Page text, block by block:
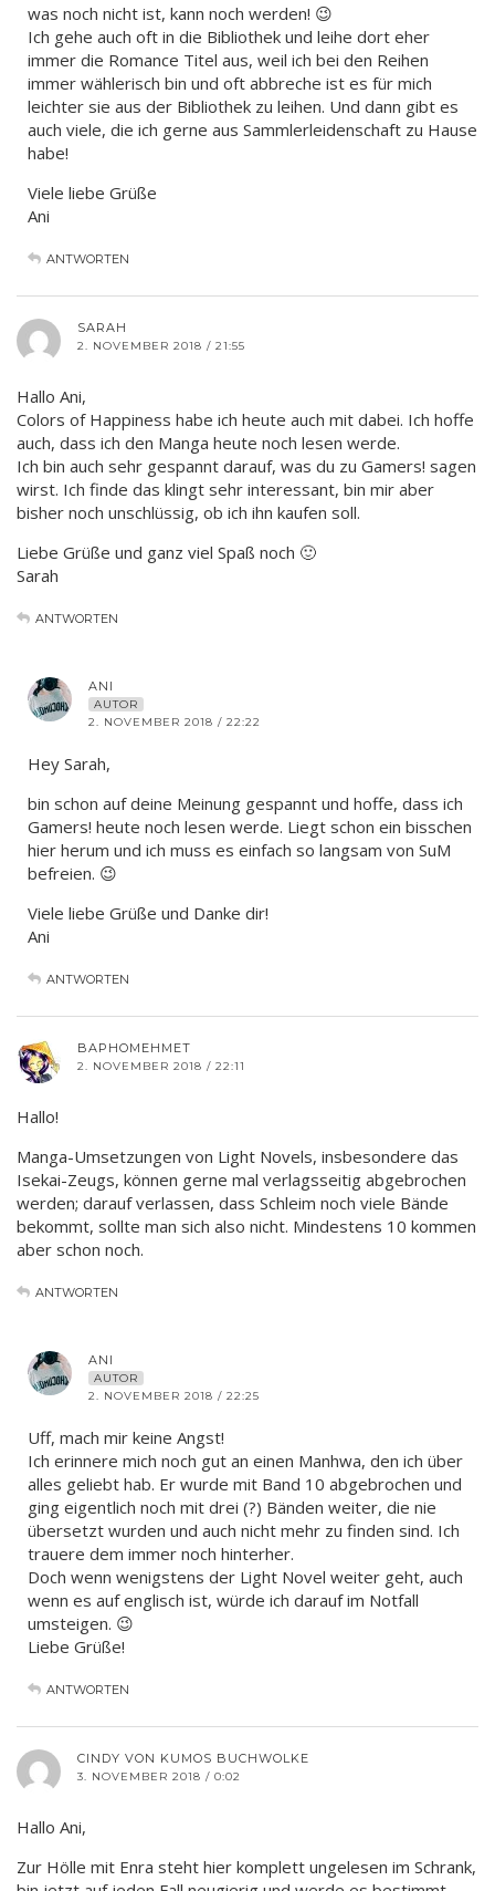
was noch nicht ist, kann noch werden! 😉
Ich gehe auch oft in die Bibliothek und leihe dort eher
immer die Romance Titel aus, weil ich bei den Reihen
immer wählerisch bin und oft abbreche ist es für mich
leichter sie aus der Bibliothek zu leihen. Und dann gibt es
auch viele, die ich gerne aus Sammlerleidenschaft zu Hause
habe!
Viele liebe Grüße
Ani
ANTWORTEN
SARAH
2. NOVEMBER 2018 / 21:55
Hallo Ani,
Colors of Happiness habe ich heute auch mit dabei. Ich hoffe
auch, dass ich den Manga heute noch lesen werde.
Ich bin auch sehr gespannt darauf, was du zu Gamers! sagen
wirst. Ich finde das klingt sehr interessant, bin mir aber
bisher noch unschlüssig, ob ich ihn kaufen soll.
Liebe Grüße und ganz viel Spaß noch 🙂
Sarah
ANTWORTEN
ANI
AUTOR
2. NOVEMBER 2018 / 22:22
Hey Sarah,
bin schon auf deine Meinung gespannt und hoffe, dass ich
Gamers! heute noch lesen werde. Liegt schon ein bisschen
hier herum und ich muss es einfach so langsam von SuM
befreien. 😉
Viele liebe Grüße und Danke dir!
Ani
ANTWORTEN
BAPHOMEHMET
2. NOVEMBER 2018 / 22:11
Hallo!
Manga-Umsetzungen von Light Novels, insbesondere das
Isekai-Zeugs, können gerne mal verlagsseitig abgebrochen
werden; darauf verlassen, dass Schleim noch viele Bände
bekommt, sollte man sich also nicht. Mindestens 10 kommen
aber schon noch.
ANTWORTEN
ANI
AUTOR
2. NOVEMBER 2018 / 22:25
Uff, mach mir keine Angst!
Ich erinnere mich noch gut an einen Manhwa, den ich über
alles geliebt hab. Er wurde mit Band 10 abgebrochen und
ging eigentlich noch mit drei (?) Bänden weiter, die nie
übersetzt wurden und auch nicht mehr zu finden sind. Ich
trauere dem immer noch hinterher.
Doch wenn wenigstens der Light Novel weiter geht, auch
wenn es auf englisch ist, würde ich darauf im Notfall
umsteigen. 😉
Liebe Grüße!
ANTWORTEN
CINDY VON KUMOS BUCHWOLKE
3. NOVEMBER 2018 / 0:02
Hallo Ani,
Zur Hölle mit Enra steht hier komplett ungelesen im Schrank,